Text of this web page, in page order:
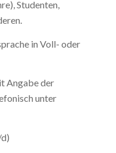
Studenten,
in Voll- oder
Angabe der
unter